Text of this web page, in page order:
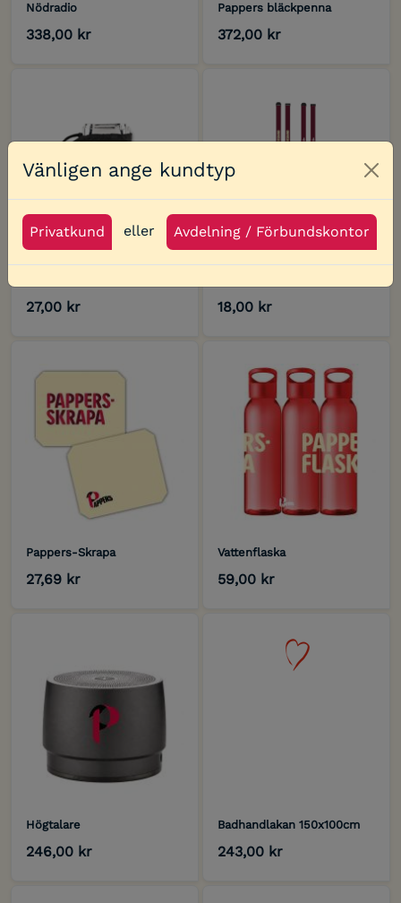
Vänligen ange kundtyp
Privatkund eller Avdelning / Förbundskontor
Nödradio
338,00 kr
Pappers bläckpenna
372,00 kr
27,00 kr 18,00 kr
Pappers-Skrapa
27,69 kr
Vattenflaska
59,00 kr
Högtalare
246,00 kr
Badhandlakan 150x100cm
243,00 kr